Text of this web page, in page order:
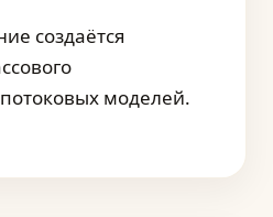
создаётся
моделей.